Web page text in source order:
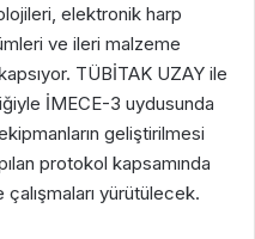
elektronik harp
ve ileri malzeme
TÜBİTAK UZAY ile
İMECE-3 uydusunda
geliştirilmesi
protokol kapsamında
yürütülecek.